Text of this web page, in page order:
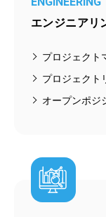
エンジニアリ
プロジェクト
プロジェクト
オープンポジ